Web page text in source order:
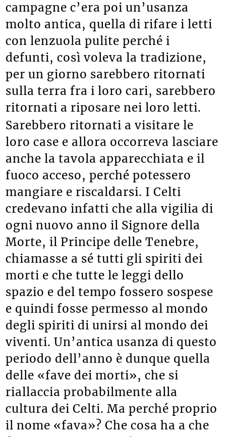
campagne c’era poi un’usanza
molto antica, quella di rifare i letti
con lenzuola pulite perché i
defunti, così voleva la tradizione,
per un giorno sarebbero ritornati
sulla terra fra i loro cari, sarebbero
ritornati a riposare nei loro letti.
Sarebbero ritornati a visitare le
loro case e allora occorreva lasciare
anche la tavola apparecchiata e il
fuoco acceso, perché potessero
mangiare e riscaldarsi. I Celti
credevano infatti che alla vigilia di
ogni nuovo anno il Signore della
Morte, il Principe delle Tenebre,
chiamasse a sé tutti gli spiriti dei
morti e che tutte le leggi dello
spazio e del tempo fossero sospese
e quindi fosse permesso al mondo
degli spiriti di unirsi al mondo dei
viventi. Un’antica usanza di questo
periodo dell’anno è dunque quella
delle «fave dei morti», che si
riallaccia probabilmente alla
cultura dei Celti. Ma perché proprio
il nome «fava»? Che cosa ha a che